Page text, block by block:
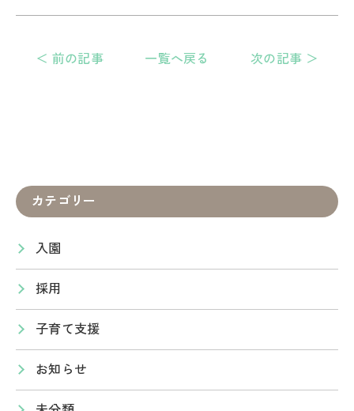
＜ 前の記事 一覧へ戻る 次の記事 ＞
カテゴリー
入園
採用
子育て支援
お知らせ